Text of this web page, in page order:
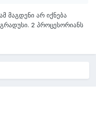
მაგდენი არ იქნება
2 პროცესორიანს